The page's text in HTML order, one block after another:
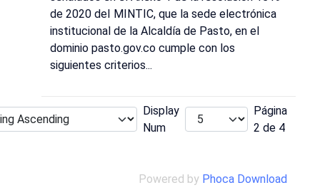
de 2020 deI MINTIC, que la sede electrónica
institucional de la Alcaldía de Pasto, en el
dominio pasto.gov.co cumple con los
siguientes criterios...
Display
Num
Página
2 de 4
Powered by Phoca Download